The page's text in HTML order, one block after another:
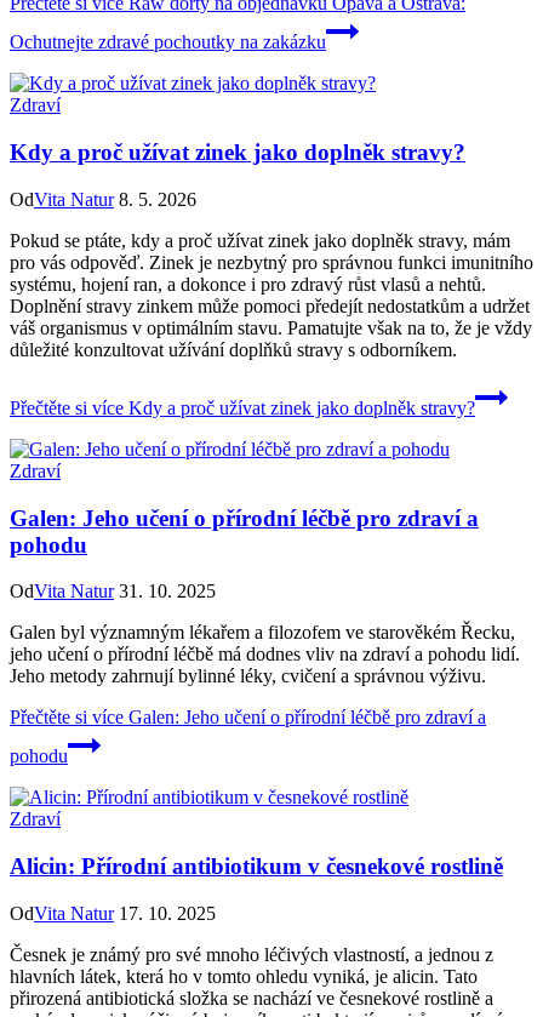
Ochutnejte zdravé pochoutky na zakázku
Zdraví
Kdy a proč užívat zinek jako doplněk stravy?
OdVita Natur 8. 5. 2026
Pokud se ptáte, kdy a proč užívat zinek jako doplněk stravy, mám
pro vás odpověď. Zinek je nezbytný pro správnou funkci imunitního
systému, hojení ran, a dokonce i pro zdravý růst vlasů a nehtů.
Doplnění stravy zinkem může pomoci předejít nedostatkům a udržet
váš organismus v optimálním stavu. Pamatujte však na to, že je vždy
důležité konzultovat užívání doplňků stravy s odborníkem.
Přečtěte si více Kdy a proč užívat zinek jako doplněk stravy?
Zdraví
Galen: Jeho učení o přírodní léčbě pro zdraví a
pohodu
OdVita Natur 31. 10. 2025
Galen byl významným lékařem a filozofem ve starověkém Řecku,
jeho učení o přírodní léčbě má dodnes vliv na zdraví a pohodu lidí.
Jeho metody zahrnují bylinné léky, cvičení a správnou výživu.
Přečtěte si více Galen: Jeho učení o přírodní léčbě pro zdraví a
pohodu
Zdraví
Alicin: Přírodní antibiotikum v česnekové rostlině
OdVita Natur 17. 10. 2025
Česnek je známý pro své mnoho léčivých vlastností, a jednou z
hlavních látek, která ho v tomto ohledu vyniká, je alicin. Tato
přirozená antibiotická složka se nachází ve česnekové rostlině a